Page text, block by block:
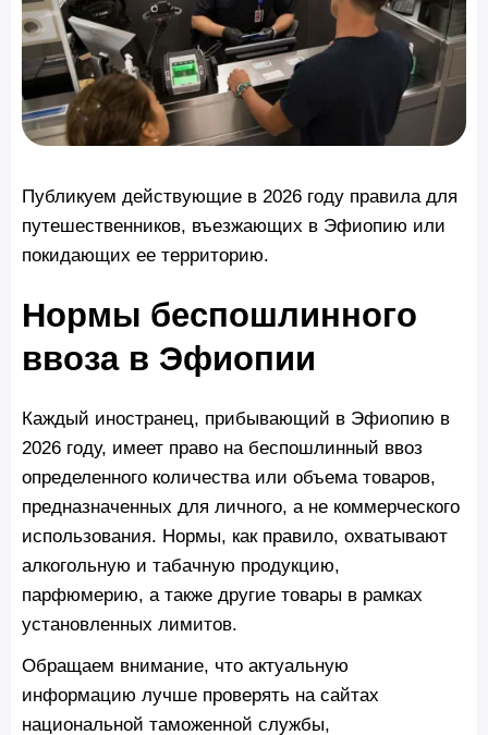
Публикуем действующие в 2026 году правила для
путешественников, въезжающих в Эфиопию или
покидающих ее территорию.
Нормы беспошлинного
ввоза в Эфиопии
Каждый иностранец, прибывающий в Эфиопию в
2026 году, имеет право на беспошлинный ввоз
определенного количества или объема товаров,
предназначенных для личного, а не коммерческого
использования. Нормы, как правило, охватывают
алкогольную и табачную продукцию,
парфюмерию, а также другие товары в рамках
установленных лимитов.
Обращаем внимание, что актуальную
информацию лучше проверять на сайтах
национальной таможенной службы,